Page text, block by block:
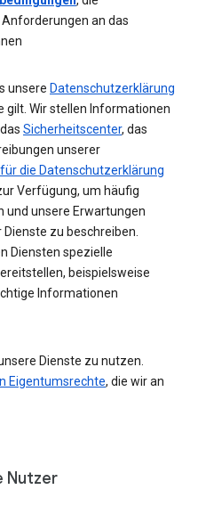
an das
unsere Datenschutzerklärung
gilt. Wir stellen Informationen
Sicherheitscenter, das
unserer
die Datenschutzerklärung
Verfügung, um häufig
und unsere Erwartungen
zu beschreiben.
Diensten spezielle
beispielsweise
Informationen
Dienste zu nutzen.
Eigentumsrechte, die wir an
Nutzer